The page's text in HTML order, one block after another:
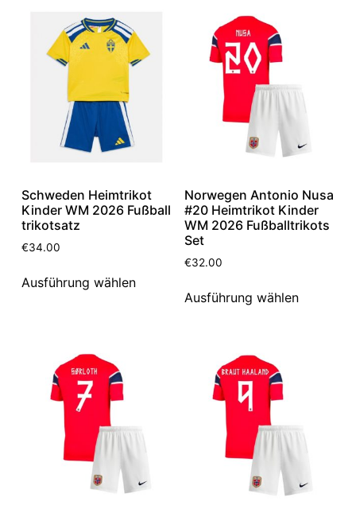
Schweden Heimtrikot
Kinder WM 2026 Fußball
trikotsatz
€34.00
Ausführung wählen
Norwegen Antonio Nusa
#20 Heimtrikot Kinder
WM 2026 Fußballtrikots
Set
€32.00
Ausführung wählen